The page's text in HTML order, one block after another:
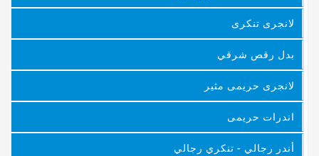
لانجرى تنكرى
بدل رقص شرقي
لانجرى حريمى مثير
اندرات حريمى
أندر رجالي - تنكري رجالي